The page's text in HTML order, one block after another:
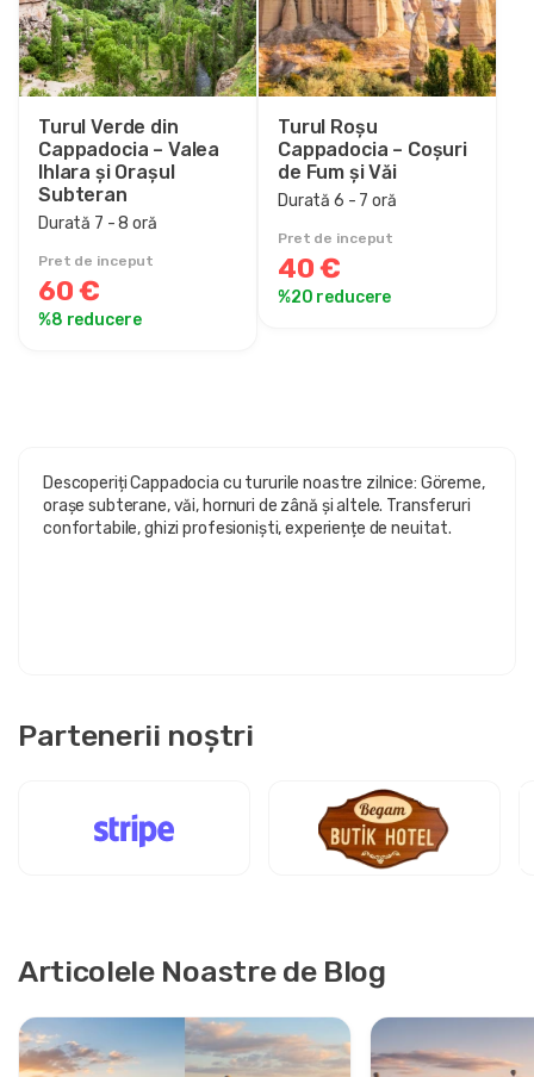
Turul Verde din
Cappadocia – Valea
Ihlara și Orașul
Subteran
Durată 7 - 8 oră
Pret de inceput
60 €
%8 reducere
Turul Roșu
Cappadocia – Coșuri
de Fum și Văi
Durată 6 - 7 oră
Pret de inceput
40 €
%20 reducere
Descoperiți Cappadocia cu tururile noastre zilnice: Göreme,
orașe subterane, văi, hornuri de zână și altele. Transferuri
confortabile, ghizi profesioniști, experiențe de neuitat.
Partenerii noștri
Articolele Noastre de Blog